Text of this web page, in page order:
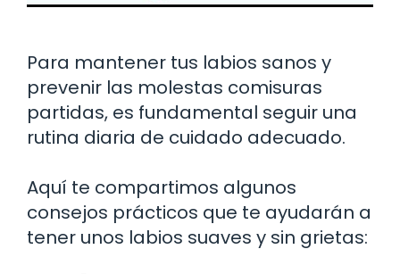
Para mantener tus labios sanos y
prevenir las molestas comisuras
partidas, es fundamental seguir una
rutina diaria de cuidado adecuado.
Aquí te compartimos algunos
consejos prácticos que te ayudarán a
tener unos labios suaves y sin grietas: